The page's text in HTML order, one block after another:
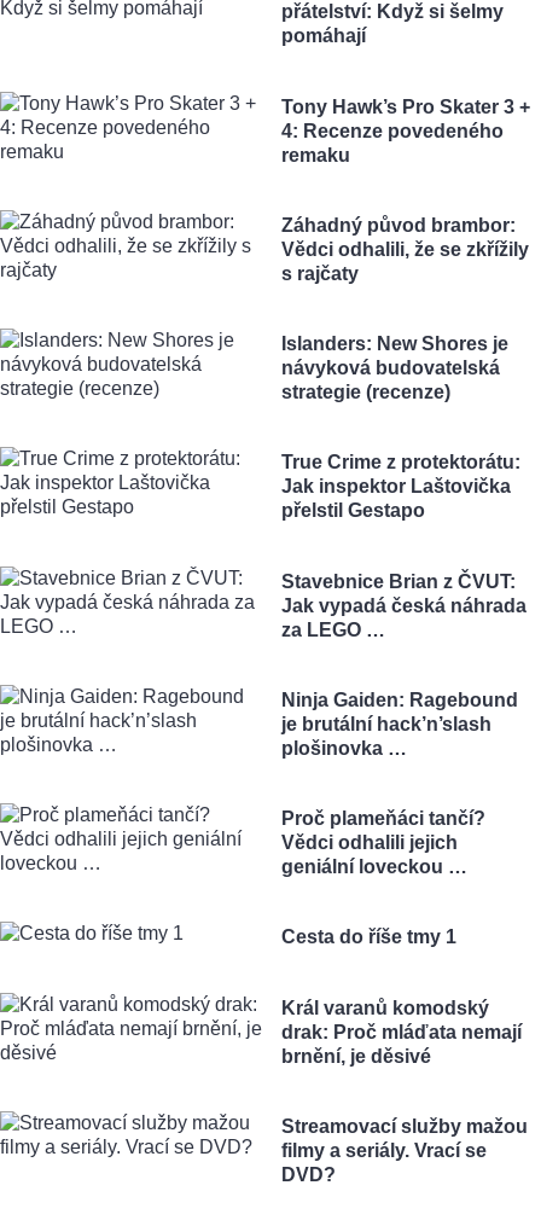
přátelství: Když si šelmy
pomáhají
Tony Hawk’s Pro Skater 3 +
4: Recenze povedeného
remaku
Záhadný původ brambor:
Vědci odhalili, že se zkřížily
s rajčaty
Islanders: New Shores je
návyková budovatelská
strategie (recenze)
True Crime z protektorátu:
Jak inspektor Laštovička
přelstil Gestapo
Stavebnice Brian z ČVUT:
Jak vypadá česká náhrada
za LEGO …
Ninja Gaiden: Ragebound
je brutální hack’n’slash
plošinovka …
Proč plameňáci tančí?
Vědci odhalili jejich
geniální loveckou …
Cesta do říše tmy 1
Král varanů komodský
drak: Proč mláďata nemají
brnění, je děsivé
Streamovací služby mažou
filmy a seriály. Vrací se
DVD?